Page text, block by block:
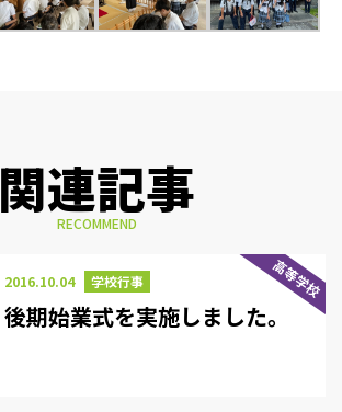
関連記事
RECOMMEND
高等学校
2016.10.04 学校行事
後期始業式を実施しました。